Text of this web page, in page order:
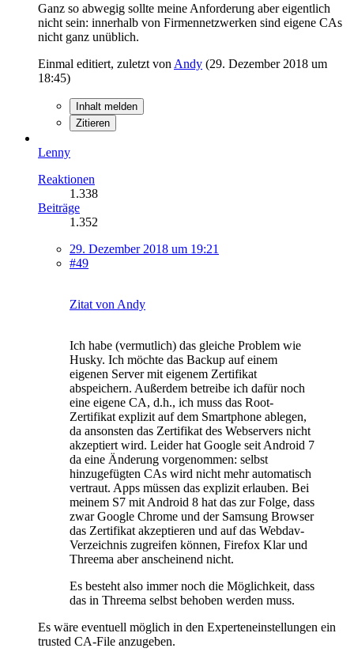
Ganz so abwegig sollte meine Anforderung aber eigentlich
nicht sein: innerhalb von Firmennetzwerken sind eigene CAs
nicht ganz unüblich.
Einmal editiert, zuletzt von Andy (29. Dezember 2018 um
18:45)
Inhalt melden
Zitieren
Lenny
Reaktionen
1.338
Beiträge
1.352
29. Dezember 2018 um 19:21
#49
Zitat von Andy
Ich habe (vermutlich) das gleiche Problem wie
Husky. Ich möchte das Backup auf einem
eigenen Server mit eigenem Zertifikat
abspeichern. Außerdem betreibe ich dafür noch
eine eigene CA, d.h., ich muss das Root-
Zertifikat explizit auf dem Smartphone ablegen,
da ansonsten das Zertifikat des Webservers nicht
akzeptiert wird. Leider hat Google seit Android 7
da eine Änderung vorgenommen: selbst
hinzugefügten CAs wird nicht mehr automatisch
vertraut. Apps müssen das explizit erlauben. Bei
meinem S7 mit Android 8 hat das zur Folge, dass
zwar Google Chrome und der Samsung Browser
das Zertifikat akzeptieren und auf das Webdav-
Verzeichnis zugreifen können, Firefox Klar und
Threema aber anscheinend nicht.
Es besteht also immer noch die Möglichkeit, dass
das in Threema selbst behoben werden muss.
Es wäre eventuell möglich in den Experteneinstellungen ein
trusted CA-File anzugeben.